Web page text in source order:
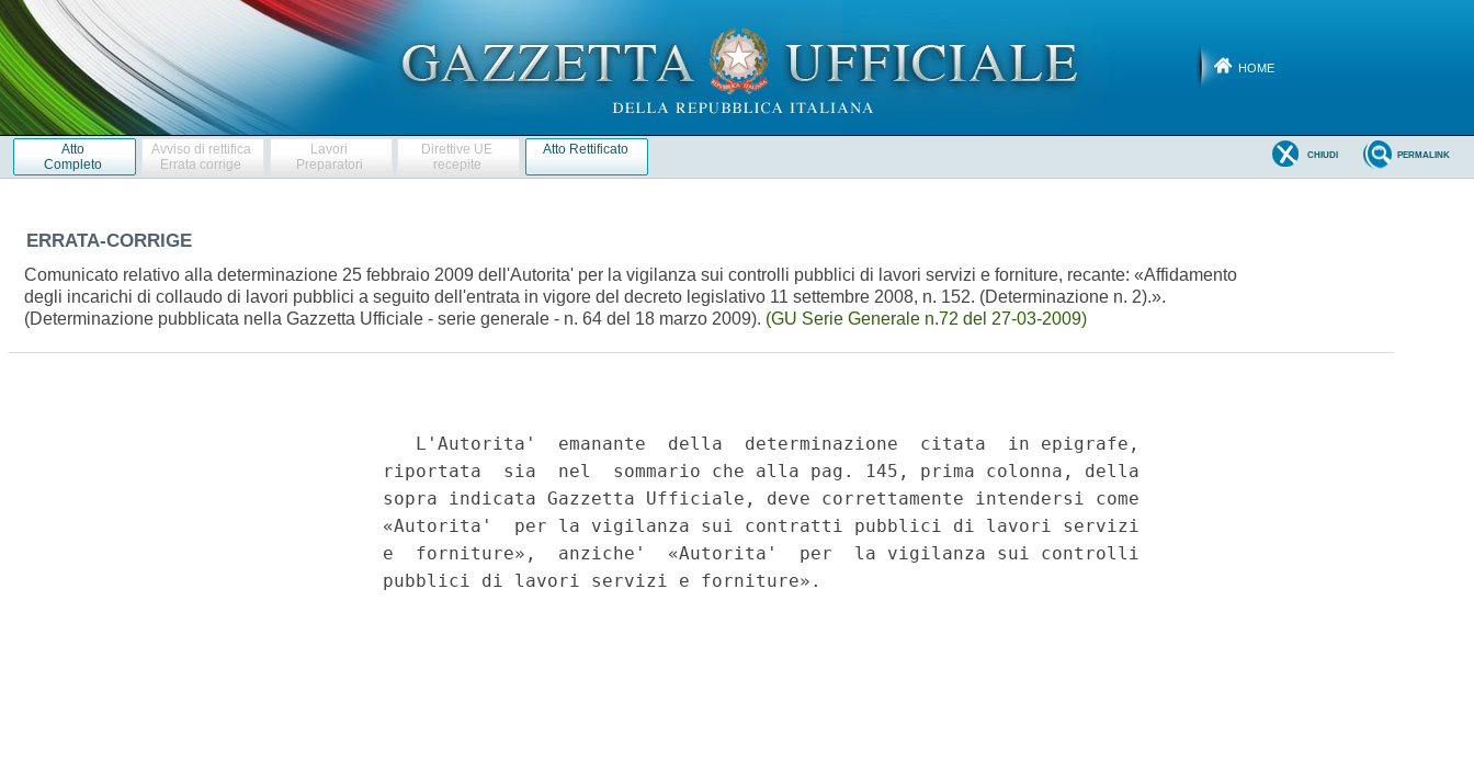
HOME
Atto
Completo
Avviso di rettifica
Errata corrige
Lavori
Preparatori
Direttive UE
recepite
Atto Rettificato PERMALINK
CHIUDI
ERRATA-CORRIGE
Comunicato relativo alla determinazione 25 febbraio 2009 dell'Autorita' per la vigilanza sui controlli pubblici di lavori servizi e forniture, recante: «Affidamento
degli incarichi di collaudo di lavori pubblici a seguito dell'entrata in vigore del decreto legislativo 11 settembre 2008, n. 152. (Determinazione n. 2).».
(Determinazione pubblicata nella Gazzetta Ufficiale - serie generale - n. 64 del 18 marzo 2009). (GU Serie Generale n.72 del 27-03-2009)